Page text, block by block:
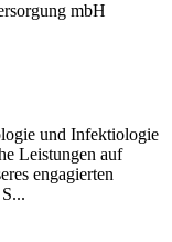
mbH
und Infektiologie
Leistungen auf
engagierten